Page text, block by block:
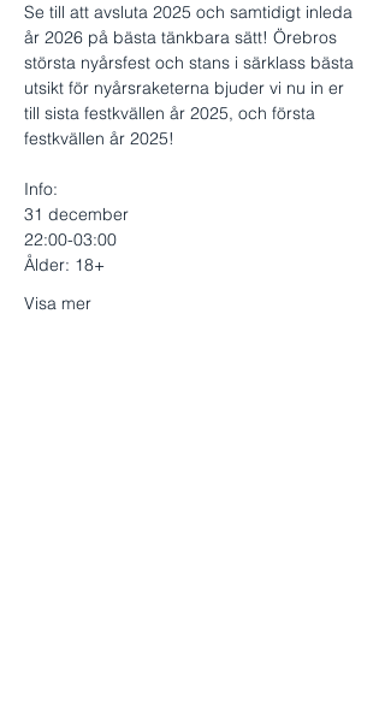
Se till att avsluta 2025 och samtidigt inleda
år 2026 på bästa tänkbara sätt! Örebros
största nyårsfest och stans i särklass bästa
utsikt för nyårsraketerna bjuder vi nu in er
till sista festkvällen år 2025, och första
festkvällen år 2025!
Info:
31 december
22:00-03:00
Ålder: 18+
Visa mer